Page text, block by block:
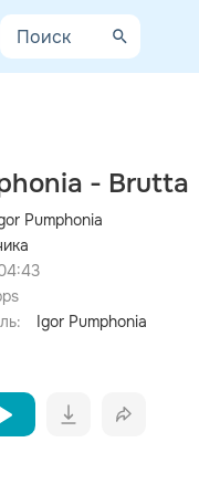
- Brutta
Pumphonia
Igor Pumphonia
файла без